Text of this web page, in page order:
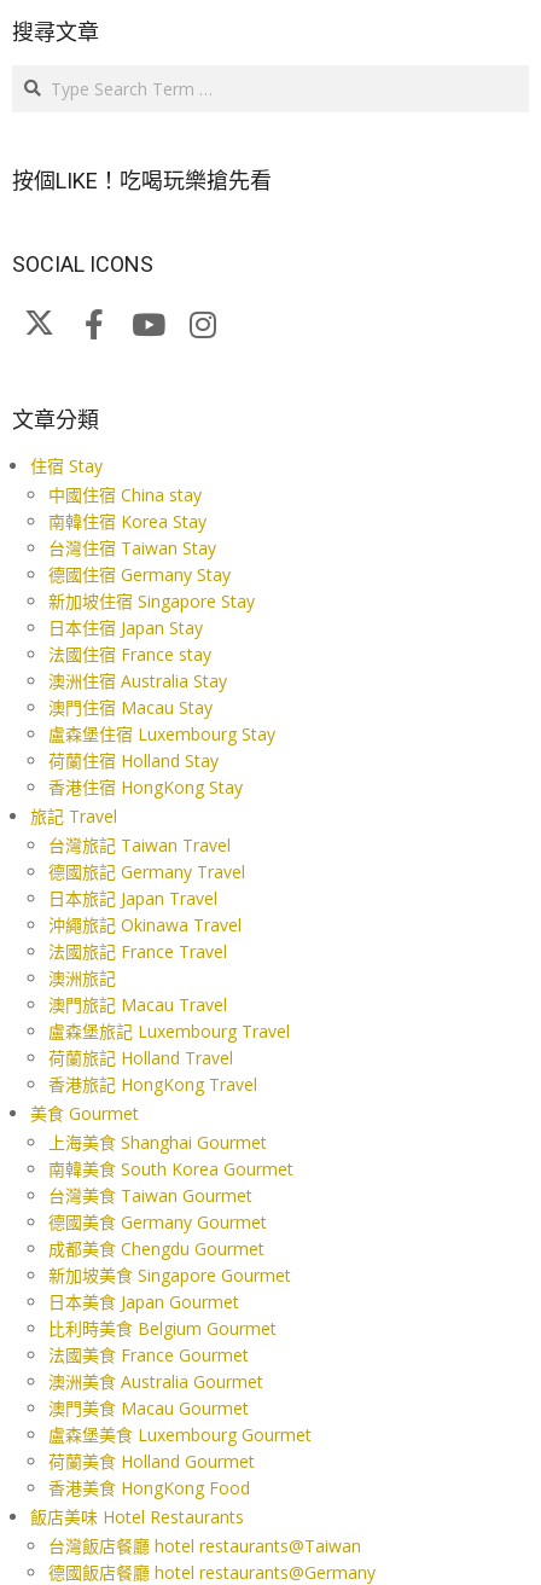
搜尋文章
Search
按個LIKE！吃喝玩樂搶先看
SOCIAL ICONS
文章分類
住宿 Stay
中國住宿 China stay
南韓住宿 Korea Stay
台灣住宿 Taiwan Stay
德國住宿 Germany Stay
新加坡住宿 Singapore Stay
日本住宿 Japan Stay
法國住宿 France stay
澳洲住宿 Australia Stay
澳門住宿 Macau Stay
盧森堡住宿 Luxembourg Stay
荷蘭住宿 Holland Stay
香港住宿 HongKong Stay
旅記 Travel
台灣旅記 Taiwan Travel
德國旅記 Germany Travel
日本旅記 Japan Travel
沖繩旅記 Okinawa Travel
法國旅記 France Travel
澳洲旅記
澳門旅記 Macau Travel
盧森堡旅記 Luxembourg Travel
荷蘭旅記 Holland Travel
香港旅記 HongKong Travel
美食 Gourmet
上海美食 Shanghai Gourmet
南韓美食 South Korea Gourmet
台灣美食 Taiwan Gourmet
德國美食 Germany Gourmet
成都美食 Chengdu Gourmet
新加坡美食 Singapore Gourmet
日本美食 Japan Gourmet
比利時美食 Belgium Gourmet
法國美食 France Gourmet
澳洲美食 Australia Gourmet
澳門美食 Macau Gourmet
盧森堡美食 Luxembourg Gourmet
荷蘭美食 Holland Gourmet
香港美食 HongKong Food
飯店美味 Hotel Restaurants
台灣飯店餐廳 hotel restaurants@Taiwan
德國飯店餐廳 hotel restaurants@Germany